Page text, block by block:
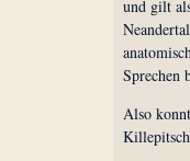
und gilt
Sprechen
Also